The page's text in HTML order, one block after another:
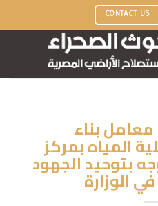
CONTACT US
معامل بناء
المياه بمركز
بتوحيد الجهود
الوزارة